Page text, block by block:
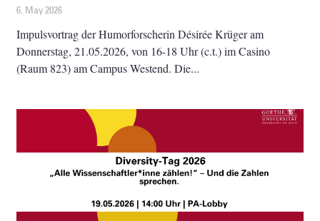
6. May 2026
Impulsvortrag der Humorforscherin Désirée Krüger am
Donnerstag, 21.05.2026, von 16-18 Uhr (c.t.) im Casino
(Raum 823) am Campus Westend. Die